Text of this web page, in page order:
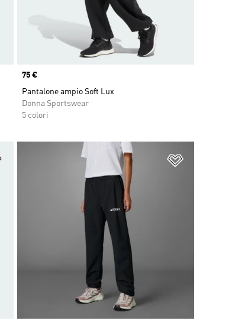
Price
75 €
Pantalone ampio Soft Lux
Donna Sportswear
5 colori
Aggiungi alla lista dei desideri